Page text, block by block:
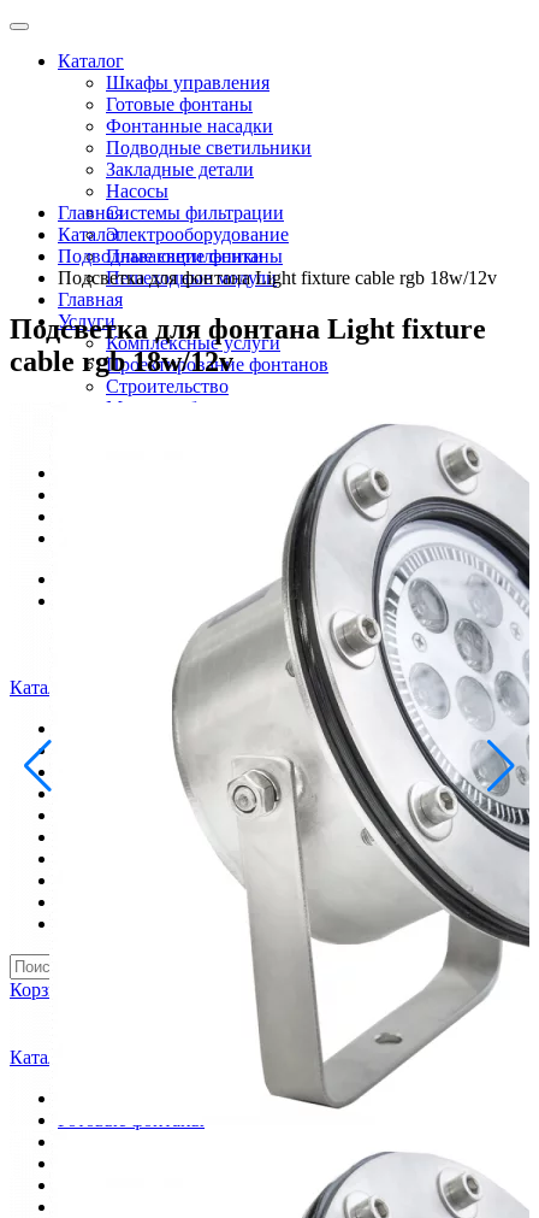
Каталог
Шкафы управления
Готовые фонтаны
Фонтанные насадки
Подводные светильники
Закладные детали
Насосы
Системы фильтрации
Электрооборудование
Плавающие фонтаны
Пешеходные модули
Главная
Услуги
Комплексные услуги
Проектирование фонтанов
Строительство
Монтаж оборудования
Разработка и сборка шкафов управления
Каталог
Шкафы управления
Готовые фонтаны
Фонтанные насадки
Подводные светильники
Закладные детали
Системы фильтрации
Электрооборудование
Корзина
Каталог
Главная
Каталог
Подводные светильники
Подсветка для фонтана Light fixture cable rgb 18w/12v
Подсветка для фонтана Light fixture
cable rgb 18w/12v